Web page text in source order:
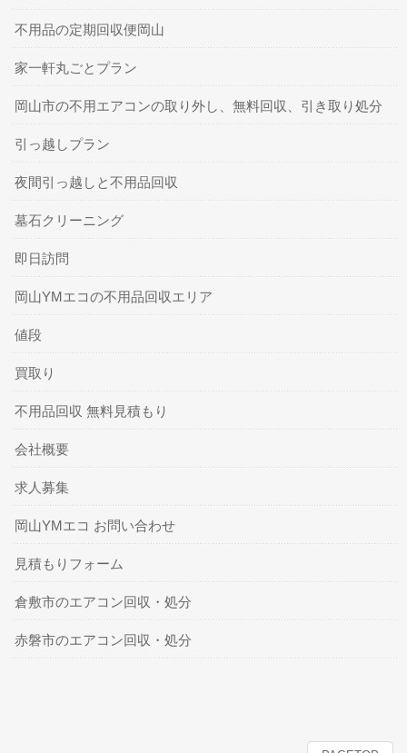
不用品の定期回収便岡山
家一軒丸ごとプラン
岡山市の不用エアコンの取り外し、無料回収、引き取り処分
引っ越しプラン
夜間引っ越しと不用品回収
墓石クリーニング
即日訪問
岡山YMエコの不用品回収エリア
値段
買取り
不用品回収 無料見積もり
会社概要
求人募集
岡山YMエコ お問い合わせ
見積もりフォーム
倉敷市のエアコン回収・処分
赤磐市のエアコン回収・処分